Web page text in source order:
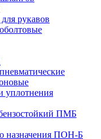
рукавов
уплотнения
ПМБ
назначения ПОН-Б